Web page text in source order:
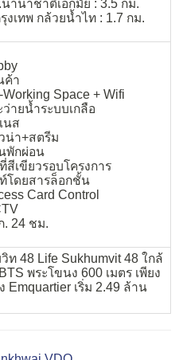
นานาชาติเอกมัย : 3.5 กม.
งเทพ กล้วยน้ำไท : 1.7 กม.
ค้า
Working Space + Wifi
ว่ายน้ำระบบเกลือ
นส
น่า+สตรีม
พักผ่อน
สีเขียวรอบโครงการ
โดยสารล็อกชั้น
Card Control
. 24 ชม.
ท 48 Life Sukhumvit 48 ใกล้
พระโขนง 600 เมตร เพียง
Emquartier เริ่ม 2.49 ล้าน